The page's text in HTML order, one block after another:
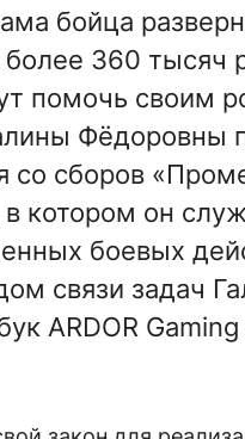
бойца
360 тысяч
помочь своим
Фёдоровны
со сборов
котором он
боевых
связи задач
ARDOR